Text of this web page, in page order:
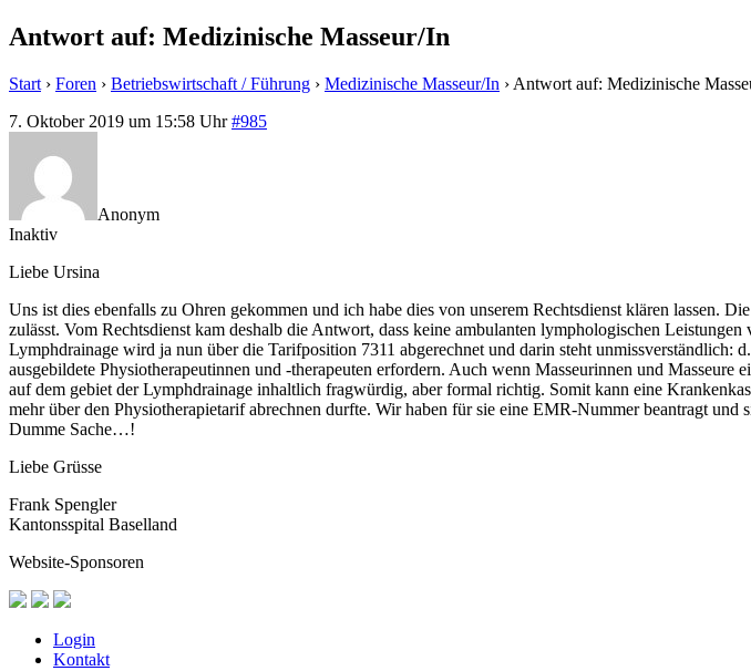
Antwort auf: Medizinische Masseur/In
Start › Foren › Betriebswirtschaft / Führung › Medizinische Masseur/In › Antwort auf: Medizinische
7. Oktober 2019 um 15:58 Uhr #985
Anonym
Inaktiv
Liebe Ursina
Uns ist dies ebenfalls zu Ohren gekommen und ich habe dies von unserem Rechtsdienst klären lassen.
zulässt. Vom Rechtsdienst kam deshalb die Antwort, dass keine ambulanten lymphologischen
Lymphdrainage wird ja nun über die Tarifposition 7311 abgerechnet und darin steht unmissverständlich:
ausgebildete Physiotherapeutinnen und -therapeuten erfordern. Auch wenn Masseurinnen und
auf dem gebiet der Lymphdrainage inhaltlich fragwürdig, aber formal richtig. Somit kann eine
mehr über den Physiotherapietarif abrechnen durfte. Wir haben für sie eine EMR-Nummer beantragt
Dumme Sache…!
Liebe Grüsse
Frank Spengler
Kantonsspital Baselland
Website-Sponsoren
Login
Kontakt